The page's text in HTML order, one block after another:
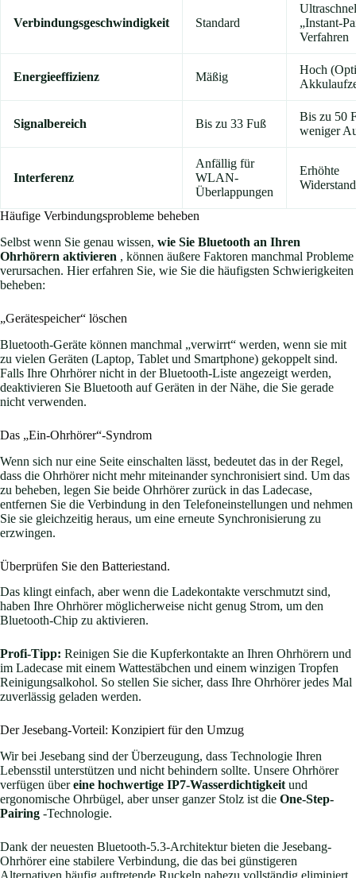
Verbindungsgeschwindigkeit Standard
„Instant-
Verfahren
Energieeffizienz Mäßig
Hoch
Signalbereich Bis zu 33 Fuß
Bis zu 50
weniger
Interferenz
Anfällig für
WLAN-
Überlappungen
Erhöhte
Häufige Verbindungsprobleme beheben
Selbst wenn Sie genau wissen, wie Sie Bluetooth an Ihren
Ohrhörern aktivieren , können äußere Faktoren manchmal Probleme
verursachen. Hier erfahren Sie, wie Sie die häufigsten Schwierigkeiten
beheben:
„Gerätespeicher“ löschen
Bluetooth-Geräte können manchmal „verwirrt“ werden, wenn sie mit
zu vielen Geräten (Laptop, Tablet und Smartphone) gekoppelt sind.
Falls Ihre Ohrhörer nicht in der Bluetooth-Liste angezeigt werden,
deaktivieren Sie Bluetooth auf Geräten in der Nähe, die Sie gerade
nicht verwenden.
Das „Ein-Ohrhörer“-Syndrom
Wenn sich nur eine Seite einschalten lässt, bedeutet das in der Regel,
dass die Ohrhörer nicht mehr miteinander synchronisiert sind. Um das
zu beheben, legen Sie beide Ohrhörer zurück in das Ladecase,
entfernen Sie die Verbindung in den Telefoneinstellungen und nehmen
Sie sie gleichzeitig heraus, um eine erneute Synchronisierung zu
erzwingen.
Überprüfen Sie den Batteriestand.
Das klingt einfach, aber wenn die Ladekontakte verschmutzt sind,
haben Ihre Ohrhörer möglicherweise nicht genug Strom, um den
Bluetooth-Chip zu aktivieren.
Profi-Tipp: Reinigen Sie die Kupferkontakte an Ihren Ohrhörern und
im Ladecase mit einem Wattestäbchen und einem winzigen Tropfen
Reinigungsalkohol. So stellen Sie sicher, dass Ihre Ohrhörer jedes Mal
zuverlässig geladen werden.
Der Jesebang-Vorteil: Konzipiert für den Umzug
Wir bei Jesebang sind der Überzeugung, dass Technologie Ihren
Lebensstil unterstützen und nicht behindern sollte. Unsere Ohrhörer
verfügen übereine hochwertige IP7-Wasserdichtigkeit und
ergonomische Ohrbügel, aber unser ganzer Stolz ist die One-Step-
Pairing -Technologie.
Dank der neuesten Bluetooth-5.3-Architektur bieten die Jesebang-
Ohrhörer eine stabilere Verbindung, die das bei günstigeren
Alternativen häufig auftretende Ruckeln nahezu vollständig eliminiert.